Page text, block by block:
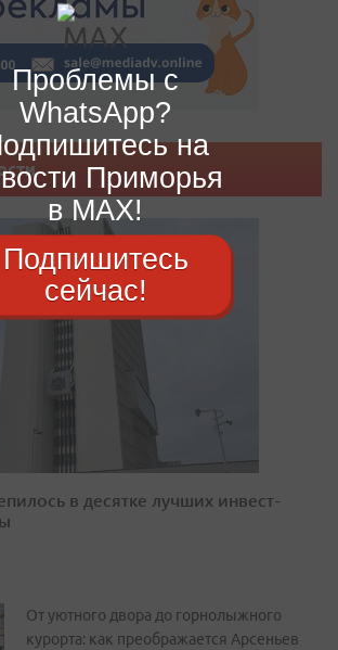
в десятке лучших инвест-
От уютного двора до горнолыжного
курорта: как преображается Арсеньев
Проблемы с
WhatsApp?
на
Приморья
в MAX!
Подпишитесь
сейчас!